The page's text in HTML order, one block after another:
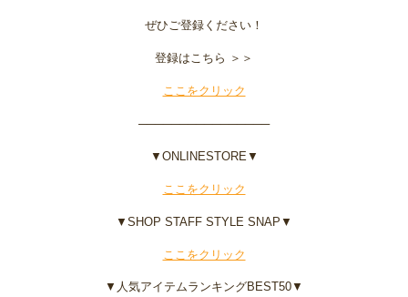
ぜひご登録ください！
登録はこちら ＞＞
ここをクリック
────────────────
▼ONLINESTORE▼
ここをクリック
▼SHOP STAFF STYLE SNAP▼
ここをクリック
▼人気アイテムランキングBEST50▼